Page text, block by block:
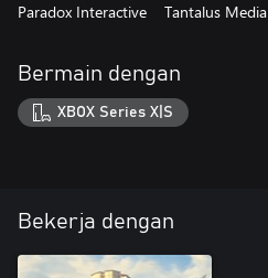
Paradox Interactive Tantalus Media
Bermain dengan
XBOX Series X|S
Bekerja dengan